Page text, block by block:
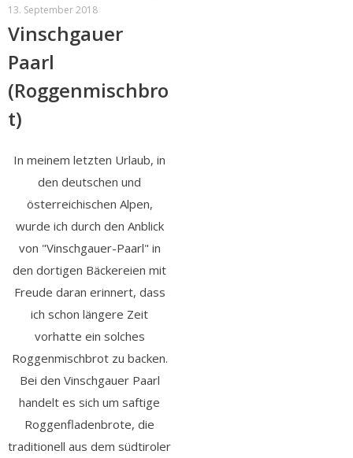
13. September 2018
Vinschgauer
Paarl
(Roggenmischbro
t)
In meinem letzten Urlaub, in
den deutschen und
österreichischen Alpen,
wurde ich durch den Anblick
von "Vinschgauer-Paarl" in
den dortigen Bäckereien mit
Freude daran erinnert, dass
ich schon längere Zeit
vorhatte ein solches
Roggenmischbrot zu backen.
Bei den Vinschgauer Paarl
handelt es sich um saftige
Roggenfladenbrote, die
traditionell aus dem südtiroler